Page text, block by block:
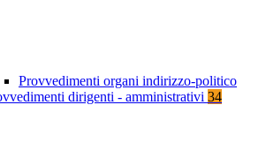
Provvedimenti organi indirizzo-politico
dirigenti - amministrativi 34